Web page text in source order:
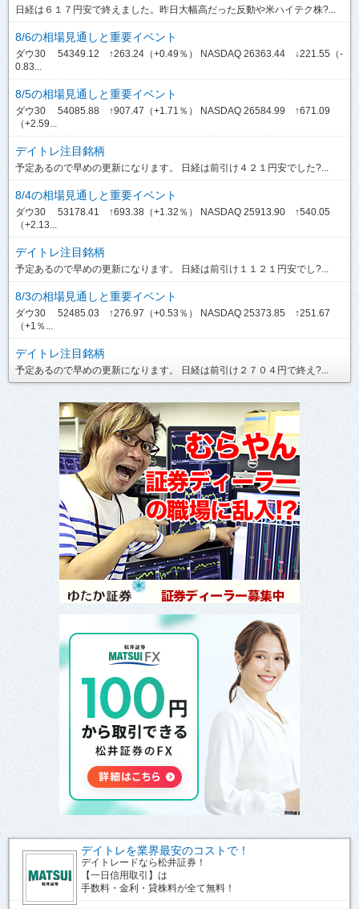
日経は６１７円安で終えました。昨日大幅高だった反動や米ハイテク株?...
8/6の相場見通しと重要イベント
ダウ30 54349.12 ↑263.24（+0.49％） NASDAQ 26363.44 ↓221.55（-
0.83...
8/5の相場見通しと重要イベント
ダウ30 54085.88 ↑907.47（+1.71％） NASDAQ 26584.99 ↑671.09
（+2.59...
デイトレ注目銘柄
予定あるので早めの更新になります。 日経は前引け４２１円安でした?...
8/4の相場見通しと重要イベント
ダウ30 53178.41 ↑693.38（+1.32％） NASDAQ 25913.90 ↑540.05
（+2.13...
デイトレ注目銘柄
予定あるので早めの更新になります。 日経は前引け１１２１円安でし?...
8/3の相場見通しと重要イベント
ダウ30 52485.03 ↑276.97（+0.53％） NASDAQ 25373.85 ↑251.67
（+1％...
デイトレ注目銘柄
予定あるので早めの更新になります。 日経は前引け２７０４円で終え?...
デイトレを業界最安のコストで！
デイトレードなら松井証券！
【一日信用取引】は
手数料・金利・貸株料が全て無料！